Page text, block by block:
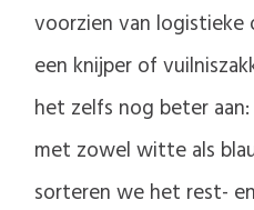
voorzien van logistieke
een knijper of
het zelfs nog beter
met zowel witte als
sorteren we het rest-